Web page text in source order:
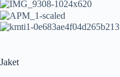
Jaket